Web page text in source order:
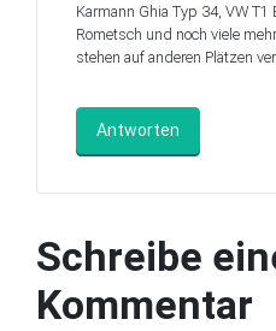
Karmann Ghia Typ 34, VW
Rometsch und noch viele
stehen auf anderen Plätzen
Antworten
Schreibe
Kommentar